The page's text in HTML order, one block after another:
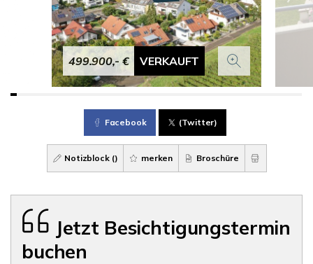
499.900,- € VERKAUFT
Facebook (Twitter)
Notizblock () merken Broschüre
Jetzt Besichtigungstermin
buchen